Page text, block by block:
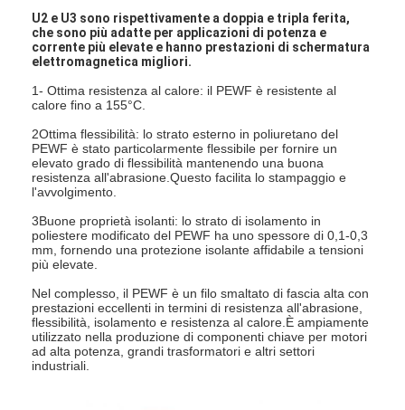
U2 e U3 sono rispettivamente a doppia e tripla ferita,
che sono più adatte per applicazioni di potenza e
corrente più elevate e hanno prestazioni di schermatura
elettromagnetica migliori.
1- Ottima resistenza al calore: il PEWF è resistente al
calore fino a 155°C.
2Ottima flessibilità: lo strato esterno in poliuretano del
PEWF è stato particolarmente flessibile per fornire un
elevato grado di flessibilità mantenendo una buona
resistenza all'abrasione.Questo facilita lo stampaggio e
l'avvolgimento.
3Buone proprietà isolanti: lo strato di isolamento in
poliestere modificato del PEWF ha uno spessore di 0,1-0,3
mm, fornendo una protezione isolante affidabile a tensioni
più elevate.
Nel complesso, il PEWF è un filo smaltato di fascia alta con
prestazioni eccellenti in termini di resistenza all'abrasione,
flessibilità, isolamento e resistenza al calore.È ampiamente
utilizzato nella produzione di componenti chiave per motori
ad alta potenza, grandi trasformatori e altri settori
industriali.